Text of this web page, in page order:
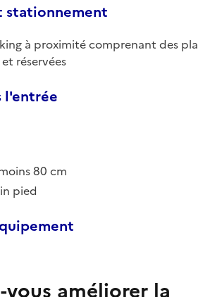
stationnement
à proximité comprenant des pla
réservées
l'entrée
80 cm
pied
améliorer la